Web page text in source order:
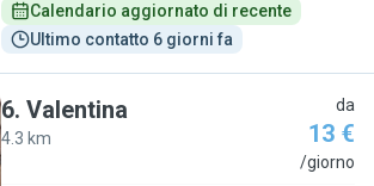
Calendario aggiornato di recente
Ultimo contatto 6 giorni fa
6. Valentina
4.3 km
da
13 €
/giorno